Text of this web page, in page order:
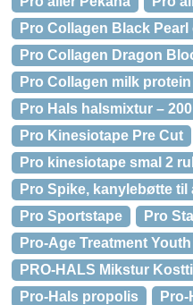
Pro Collagen Black
Pro Collagen Dragon
Pro Collagen milk
Pro Hals halsmixtur –
Pro Kinesiotape Pre Cut
Pro kinesiotape smal 2
Pro Spike, kanylebøtte til
Pro Sportstape
Pro
Pro-Age Treatment
PRO-HALS Mikstur
Pro-Hals propolis